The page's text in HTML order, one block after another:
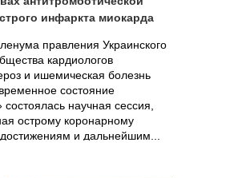
инфаркта миокарда
правления Украинского
кардиологов
и ишемическая болезнь
состояние
научная сессия,
острому коронарному
и дальнейшим...